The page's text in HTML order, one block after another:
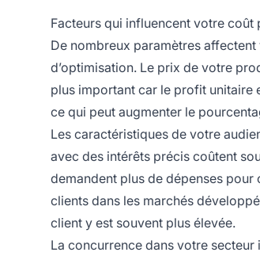
Facteurs qui influencent votre coût
De nombreux paramètres
d’optimisation. Le prix de votre
plus important car le profit unitaire
ce qui peut augmenter le
Les caractéristiques de votre
avec des intérêts précis coûtent
demandent plus de dépenses
clients dans les marchés
client y est souvent plus élevée.
La concurrence dans votre